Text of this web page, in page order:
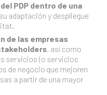
PDP dentro de una
adaptación y despliegue
de las empresas
, así como
servicios (o servicios
de negocio que mejoren
a partir de una mayor